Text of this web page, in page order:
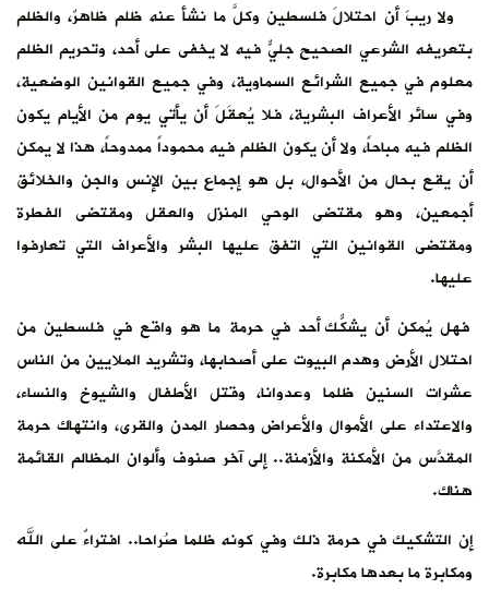
ولا ريبَ أن احتلالَ فلسطين وكلَّ ما نشأ عنه ظلم ظاهرٌ، والظلم
بتعريفه الشرعي الصحيح جليٌّ فيه لا يخفى على أحد، وتحريم الظلم
معلوم في جميع الشرائع السماوية، وفي جميع القوانين الوضعية،
وفي سائر الأعراف البشرية، فلا يُعقَلَ أن يأتي يوم من الأيام يكون
الظلم فيه مباحاً، ولا أن يكون الظلم فيه محموداً ممدوحاً، هذا لا يمكن
أن يقع بحال من الأحوال، بل هو إجماع بين الإنس والجن والخلائق
أجمعين، وهو مقتضى الوحي المنزل والعقل ومقتضى الفطرة
ومقتضى القوانين التي اتفق عليها البشر والأعراف التي تعارفوا
عليها.
فهل يُمكن أن يشكّك أحدٌ في حرمة ما هو واقع في فلسطين من
احتلال الأرض وهدم البيوت على أصحابها، وتشريد الملايين من الناس
عشرات السنين ظلما وعدوانا، وقتل الأطفال والشيوخ والنساء،
والاعتداء على الأموال والأعراض وحصار المدن والقرى، وانتهاك حرمة
المقدَّس من الأمكنة والأزمنة.. إلى آخر صنوف وألوان المظالم القائمة
هناك.
إن التشكيك في حرمة ذلك وفي كونه ظلما صُراحا.. افتراءٌ على الله
ومكابرة ما بعدها مكابرة.